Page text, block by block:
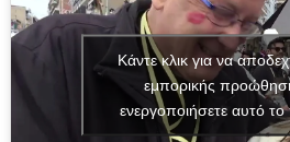
Κάντε κλικ για να
εμπορικής
ενεργοποιήσετε αυτό το